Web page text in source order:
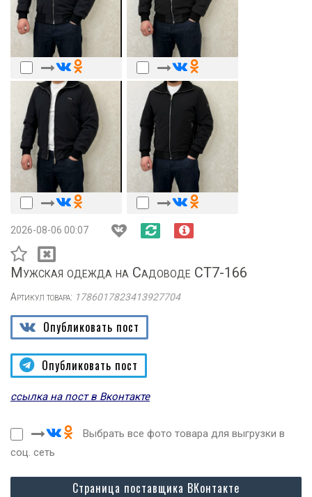
2026-08-06 00:07
Мужская одежда на Садоводе СТ7-166
Артикул товара: 1786017823413927704
Опубликовать пост
Опубликовать пост
ссылка на пост в Вконтакте
Выбрать все фото товара для выгрузки в
соц. сеть
Страница поставщика ВКонтакте